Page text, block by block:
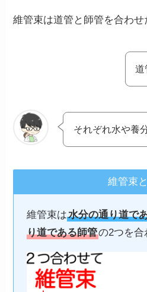
維管束は道管と師管を合わせ
道
それぞれ水や養
維管束
維管束は水分の通り道で
り道である師管の2つを合